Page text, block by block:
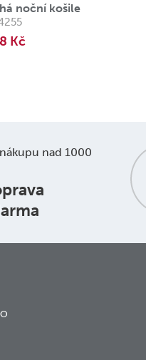
noční košile
Kč
nad 1000